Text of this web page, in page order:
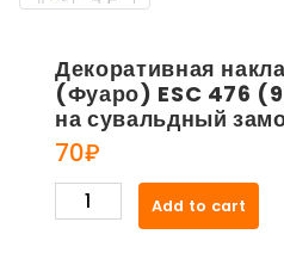
Декоративная
(Фуаро) ESC 476
на сувальдный
70₽
Декоративная
накладка
Add to cart